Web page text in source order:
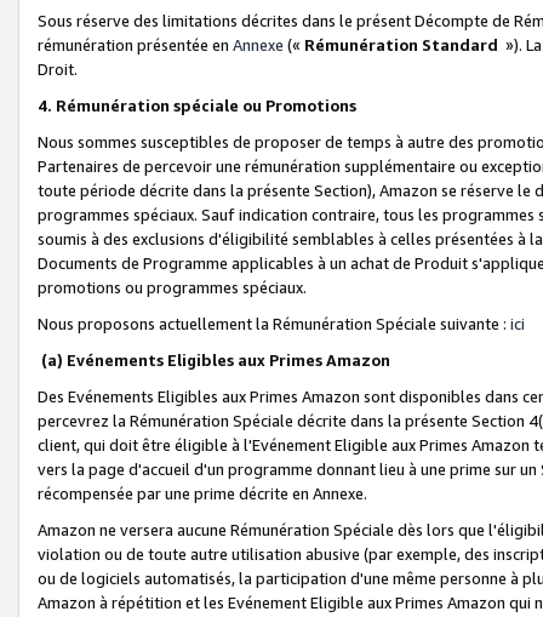
Sous réserve des limitations décrites dans le présent Décompte de
rémunération présentée en Annexe (« Rémunération Standard »).
Droit.
4. Rémunération spéciale ou Promotions
Nous sommes susceptibles de proposer de temps à autre des
Partenaires de percevoir une rémunération supplémentaire ou
toute période décrite dans la présente Section), Amazon se réserve
programmes spéciaux. Sauf indication contraire, tous les
soumis à des exclusions d'éligibilité semblables à celles présentées à
Documents de Programme applicables à un achat de Produit
promotions ou programmes spéciaux.
Nous proposons actuellement la Rémunération Spéciale suivante : ici
(a) Evénements Eligibles aux Primes Amazon
Des Evénements Eligibles aux Primes Amazon sont disponibles dans
percevrez la Rémunération Spéciale décrite dans la présente Section
client, qui doit être éligible à l'Evénement Eligible aux Primes Amazon
vers la page d'accueil d'un programme donnant lieu à une prime sur
récompensée par une prime décrite en Annexe.
Amazon ne versera aucune Rémunération Spéciale dès lors que
violation ou de toute autre utilisation abusive (par exemple, des
ou de logiciels automatisés, la participation d'une même personne à
Amazon à répétition et les Evénement Eligible aux Primes Amazon qui